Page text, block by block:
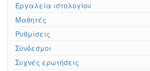
Εργαλεία ιστολογίου
Μαθητές
Ρυθμίσεις
Σύνδεσμοι
Συχνές ερωτήσεις